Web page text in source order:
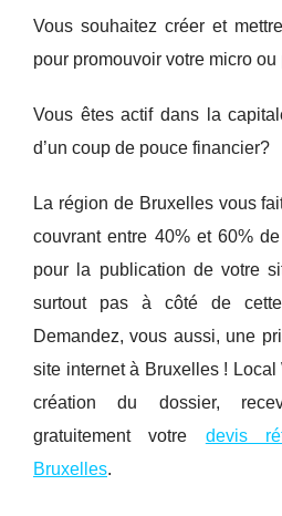
Vous souhaitez créer et
pour promouvoir votre micro
Vous êtes actif dans la
d’un coup de pouce financier?
La région de Bruxelles vous
couvrant entre 40% et 60%
pour la publication de votre
surtout pas à côté de cette
Demandez, vous aussi, une
site internet à Bruxelles !
création du dossier,
gratuitement votre devis
Bruxelles.